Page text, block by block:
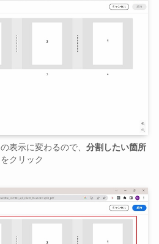
の表示に変わるので、 分割したい箇所
をクリック